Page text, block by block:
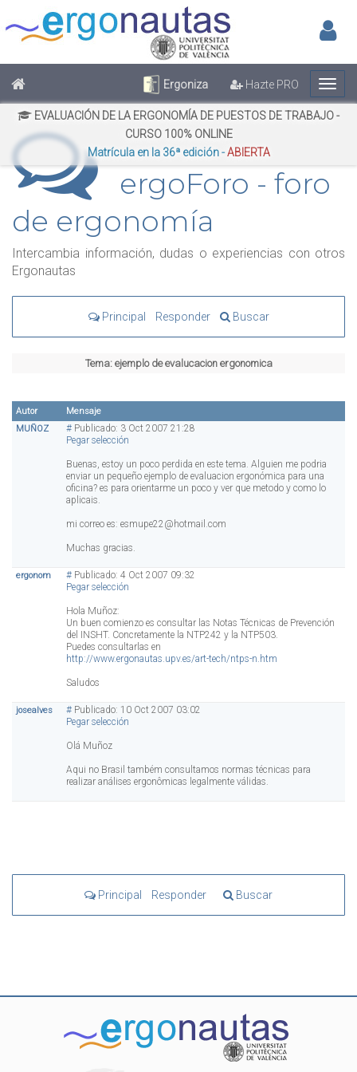
Ergoniza Hazte PRO
EVALUACIÓN DE LA ERGONOMÍA DE PUESTOS DE TRABAJO -
CURSO 100% ONLINE
Matrícula en la 36ª edición -ABIERTA
ergoForo - foro
de ergonomía
Intercambia información, dudas o experiencias con otros
Ergonautas
Principal Responder Buscar
Tema: ejemplo de evalucacion ergonomica
Autor
Mensaje
MUÑOZ
# Publicado: 3 Oct 2007 21:28
Pegar selección
Buenas, estoy un poco perdida en este tema. Alguien me podria
enviar un pequeño ejemplo de evaluacion ergonómica para una
oficina? es para orientarme un poco y ver que metodo y como lo
aplicais.
mi correo es: esmupe22@hotmail.com
Muchas gracias.
ergonom # Publicado: 4 Oct 2007 09:32
Pegar selección
Hola Muñoz:
Un buen comienzo es consultar las Notas Técnicas de Prevención
del INSHT. Concretamente la NTP242 y la NTP503.
Puedes consultarlas en
http://www.ergonautas.upv.es/art-tech/ntps-n.htm
Saludos
josealves # Publicado: 10 Oct 2007 03:02
Pegar selección
Olá Muñoz
Aqui no Brasil também consultamos normas técnicas para
realizar análises ergonômicas legalmente válidas.
Principal Responder Buscar